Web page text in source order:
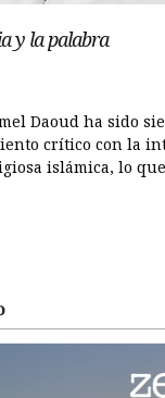
y la palabra
Daoud ha sido
crítico con la
islámica, lo